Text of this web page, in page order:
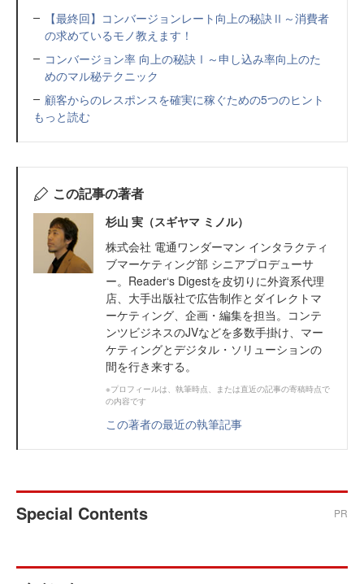
【最終回】コンバージョンレート向上の秘訣Ⅱ～消費者
の求めているモノ教えます！
コンバージョン率 向上の秘訣Ⅰ～申し込み率向上のた
めのマル秘テクニック
顧客からのレスポンスを確実に稼ぐための5つのヒント
もっと読む
この記事の著者
杉山 実（スギヤマ ミノル）
株式会社 電通ワンダーマン インタラクティ
ブマーケティング部 シニアプロデューサ
ー。Reader‘s Digestを皮切りに外資系代理
店、大手出版社で広告制作とダイレクトマ
ーケティング、企画・編集を担当。コンテ
ンツビジネスのJVなどを多数手掛け、マー
ケティングとデジタル・ソリューションの
間を行き来する。
※プロフィールは、執筆時点、または直近の記事の寄稿時点で
の内容です
この著者の最近の執筆記事
Special Contents PR